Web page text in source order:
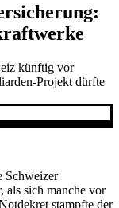
künftig vor
Projekt dürfte
Schweizer
als sich manche vor
stampfte der